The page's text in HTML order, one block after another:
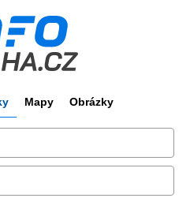
Mapy Obrázky